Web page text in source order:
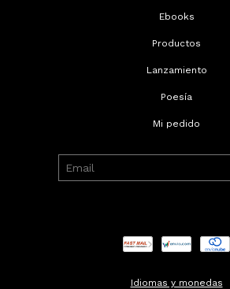
Ebooks
Productos
Lanzamiento
Poesía
Mi pedido
Idiomas y monedas